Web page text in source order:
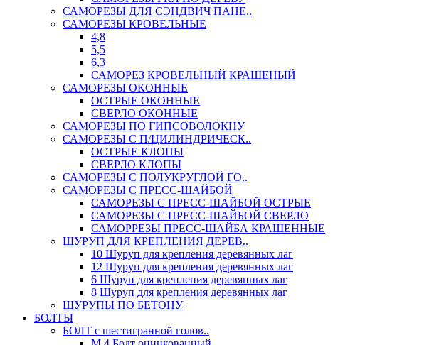
САМОРЕЗЫ ДЛЯ СЭНДВИЧ ПАНЕ..
САМОРЕЗЫ КРОВЕЛЬНЫЕ
4,8
5,5
6,3
САМОРЕЗ КРОВЕЛЬНЫЙ КРАШЕНЫЙ
САМОРЕЗЫ ОКОННЫЕ
ОСТРЫЕ ОКОННЫЕ
СВЕРЛО ОКОННЫЕ
САМОРЕЗЫ ПО ГИПСОВОЛОКНУ
САМОРЕЗЫ С П/ЦИЛИНДРИЧЕСК..
ОСТРЫЕ КЛОПЫ
СВЕРЛО КЛОПЫ
САМОРЕЗЫ С ПОЛУКРУГЛОЙ ГО..
САМОРЕЗЫ С ПРЕСС-ШАЙБОЙ
САМОРЕЗЫ С ПРЕСС-ШАЙБОЙ ОСТРЫЕ
САМОРЕЗЫ С ПРЕСС-ШАЙБОЙ СВЕРЛО
САМОРРЕЗЫ ПРЕСС-ШАЙБА КРАШЕННЫЕ
ШУРУП ДЛЯ КРЕПЛЕНИЯ ДЕРЕВ..
10 Шуруп для крепления деревянных лаг
12 Шуруп для крепления деревянных лаг
6 Шуруп для крепления деревянных лаг
8 Шуруп для крепления деревянных лаг
ШУРУПЫ ПО БЕТОНУ
БОЛТЫ
БОЛТ с шестигранной голов..